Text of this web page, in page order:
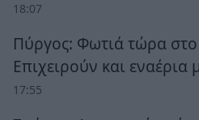
18:07
Πύργος: Φωτιά τώρα
Επιχειρούν και εναέρια
17:55